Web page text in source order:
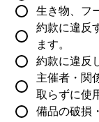
生き物、フ
約款に違反
ます。
約款に違反
主催者・関
取らずに使
備品の破損